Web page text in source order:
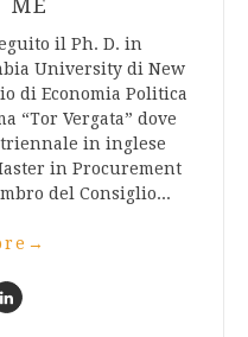
ME
il Ph. D. in
University di New
di Economia Politica
“Tor Vergata” dove
in inglese
in Procurement
del Consiglio...
→